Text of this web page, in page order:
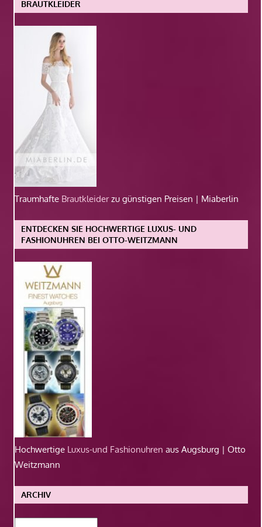
BRAUTKLEIDER
Traumhafte Brautkleiderzu günstigen Preisen | Miaberlin
ENTDECKEN SIE HOCHWERTIGE LUXUS- UND
FASHIONUHREN BEI OTTO-WEITZMANN
Hochwertige Luxus-und Fashionuhren aus Augsburg | Otto
Weitzmann
ARCHIV